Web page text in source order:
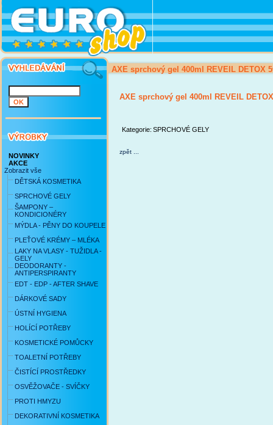
NOVINKY
AKCE
Zobrazit vše
DĚTSKÁ KOSMETIKA
SPRCHOVÉ GELY
ŠAMPONY –
KONDICIONÉRY
MÝDLA - PĚNY DO KOUPELE
PLEŤOVÉ KRÉMY – MLÉKA
LAKY NA VLASY - TUŽIDLA -
GELY
DEODORANTY -
ANTIPERSPIRANTY
EDT - EDP - AFTER SHAVE
DÁRKOVÉ SADY
ÚSTNÍ HYGIENA
HOLÍCÍ POTŘEBY
KOSMETICKÉ POMŮCKY
TOALETNÍ POTŘEBY
ČISTÍCÍ PROSTŘEDKY
OSVĚŽOVAČE - SVÍČKY
PROTI HMYZU
DEKORATIVNÍ KOSMETIKA
AXE sprchový gel 400ml REVEIL DETOX
AXE sprchový gel 400ml REVEIL
Kategorie: SPRCHOVÉ GELY
zpět ...